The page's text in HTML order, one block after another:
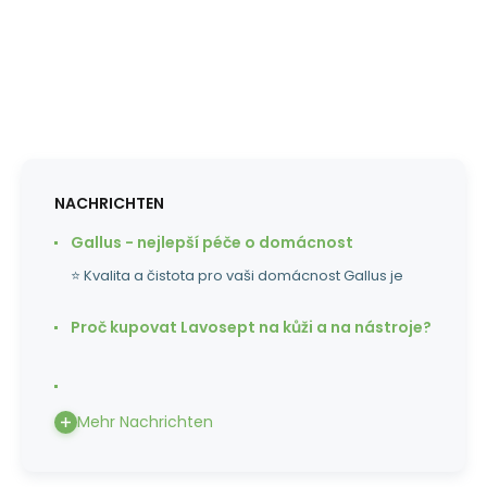
NACHRICHTEN
Gallus - nejlepší péče o domácnost
⭐ Kvalita a čistota pro vaši domácnost Gallus je
Proč kupovat Lavosept na kůži a na nástroje?
Mehr Nachrichten